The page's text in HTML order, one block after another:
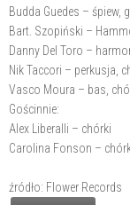
Budda Guedes – śpiew,
Bart. Szopiński –
Danny Del Toro –
Nik Taccori – perkusja,
Vasco Moura – bas,
Gościnnie:
Alex Liberalli – chórki
Carolina Fonson –
źródło: Flower Records